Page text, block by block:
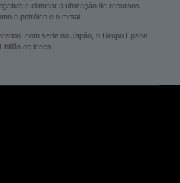
e eliminar a utilização de recursos
o petróleo e o metal.
com sede no Japão, o Grupo Epson
de ienes.